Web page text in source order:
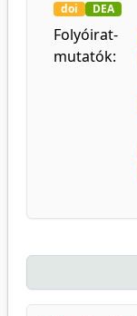
doi DEA
Folyóirat-
mutatók: